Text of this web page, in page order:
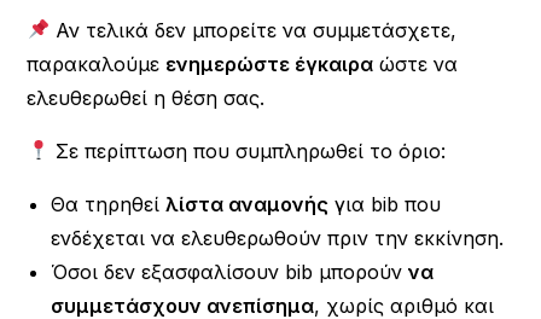
Αν τελικά δεν μπορείτε να συμμετάσχετε,
παρακαλούμε ενημερώστε έγκαιρα ώστε να
ελευθερωθεί η θέση σας.
Σε περίπτωση που συμπληρωθεί το όριο:
Θα τηρηθείλίστα αναμονής για bib που
ενδέχεται να ελευθερωθούν πριν την εκκίνηση.
Όσοι δεν εξασφαλίσουν bib μπορούννα
συμμετάσχουν ανεπίσημα, χωρίς αριθμό και